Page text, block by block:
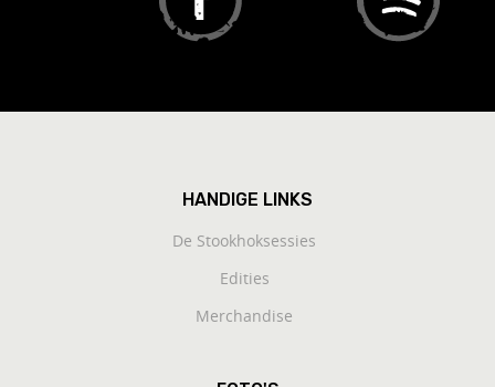
HANDIGE LINKS
De Stookhoksessies
Edities
Merchandise